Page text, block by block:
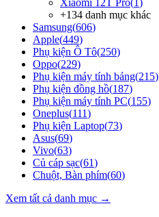
Xiaomi 12T Pro(1)
+134 danh mục khác
Samsung(606)
Apple(449)
Phụ kiện Ô Tô(250)
Oppo(229)
Phụ kiện máy tính bảng(215)
Phụ kiện đồng hồ(187)
Phụ kiện máy tính PC(155)
Oneplus(111)
Phụ kiện Laptop(73)
Asus(69)
Vivo(63)
Củ cáp sạc(61)
Chuột, Bàn phím(60)
Xem tất cả danh mục →